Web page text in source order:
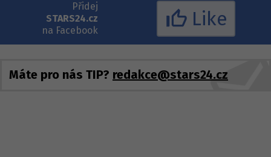
Přidej
STARS24.cz
na Facebook
Like
Máte pro nás TIP? redakce@stars24.cz